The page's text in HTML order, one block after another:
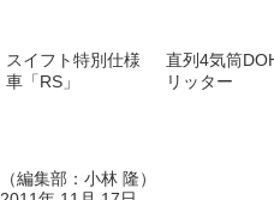
スイフト特別仕様
車「RS」
直列4気筒
リッター
（編集部：小林 隆）